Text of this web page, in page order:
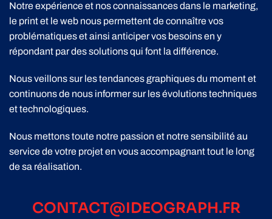
Notre expérience et nos connaissances dans le marketing,
le print et le web nous permettent de connaître vos
problématiques et ainsi anticiper vos besoins en y
répondant par des solutions qui font la différence.
Nous veillons sur les tendances graphiques du moment et
continuons de nous informer sur les évolutions techniques
et technologiques.
Nous mettons toute notre passion et notre sensibilité au
service de votre projet en vous accompagnant tout le long
de sa réalisation.
CONTACT@IDEOGRAPH.FR